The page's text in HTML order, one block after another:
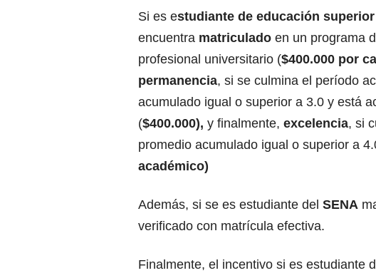
Si es estudiante de educación superior
encuentra matriculado en un programa
profesional universitario ($400.000 por
permanencia, si se culmina el período
acumulado igual o superior a 3.0 y está
($400.000), y finalmente, excelencia, si
promedio acumulado igual o superior a
académico)
Además, si se es estudiante del SENA
verificado con matrícula efectiva.
Finalmente, el incentivo si es estudiante